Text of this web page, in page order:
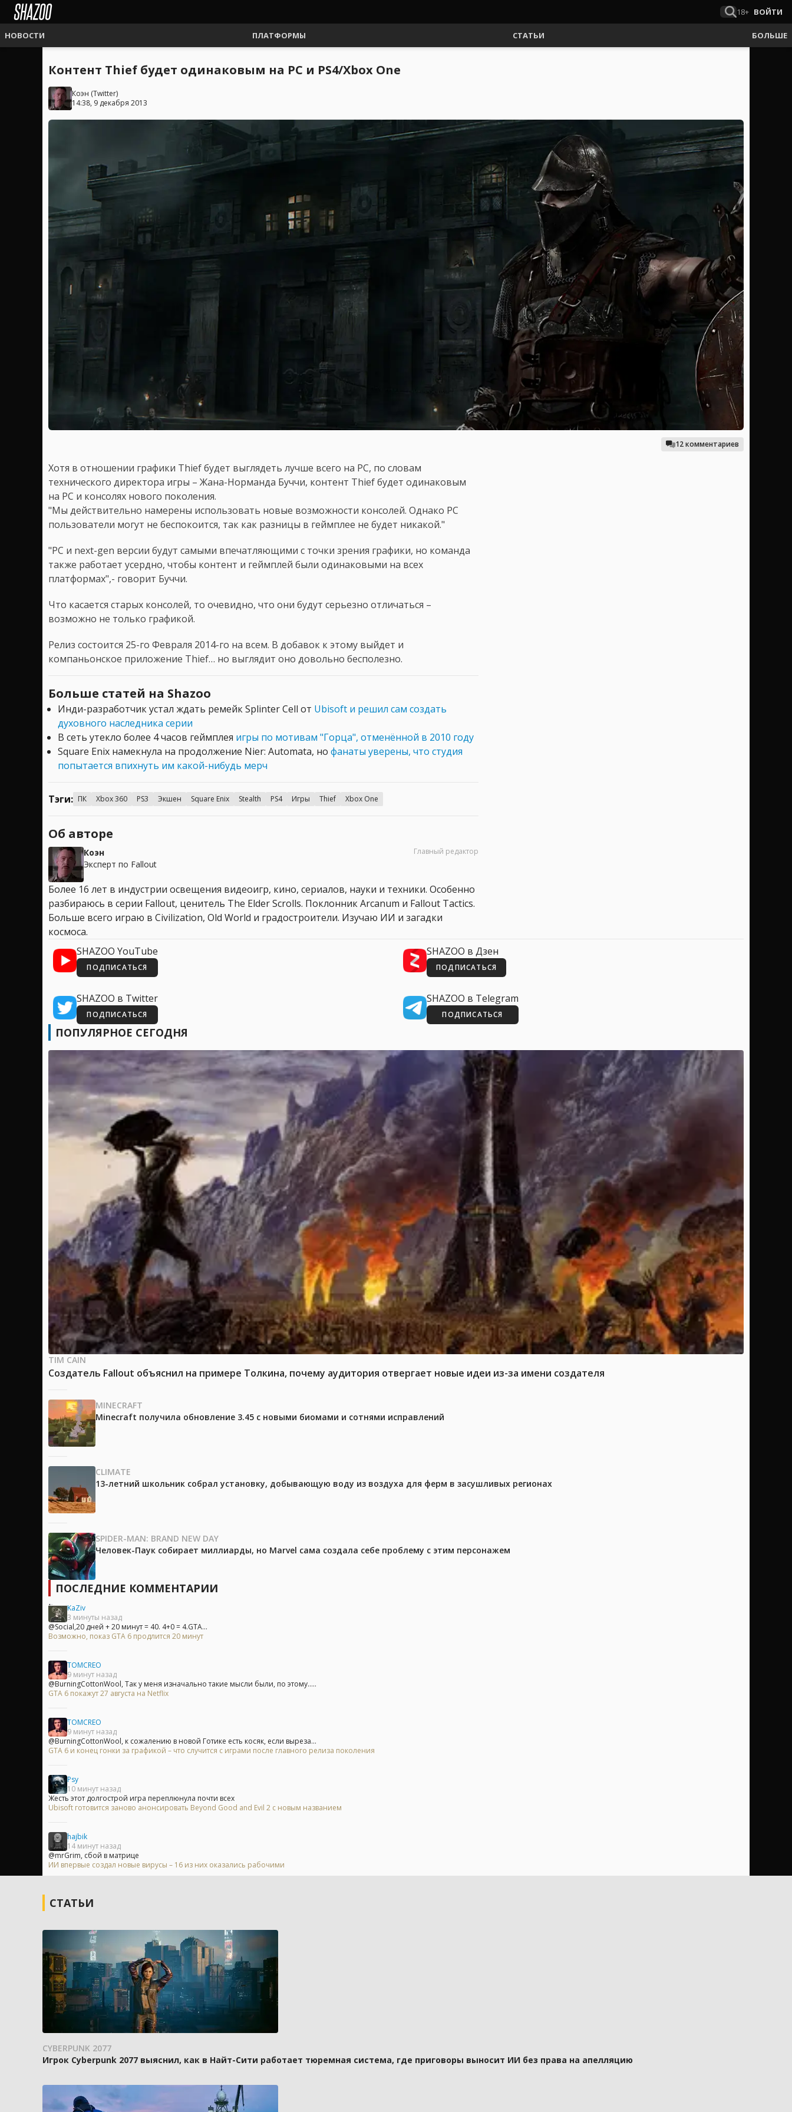
18+ ВОЙТИ
НОВОСТИ ПЛАТФОРМЫ СТАТЬИ БОЛЬШЕ
Контент Thief будет одинаковым на PC и PS4/Xbox One
Коэн (Twitter)
14:38, 9 декабря 2013
12 комментариев
Хотя в отношении графики Thief будет выглядеть лучше всего на PC, по словам
технического директора игры – Жана-Норманда Буччи, контент Thief будет одинаковым
на PC и консолях нового поколения.
"Мы действительно намерены использовать новые возможности консолей. Однако PC
пользователи могут не беспокоится, так как разницы в геймплее не будет никакой."
"PC и next-gen версии будут самыми впечатляющими с точки зрения графики, но команда
также работает усердно, чтобы контент и геймплей были одинаковыми на всех
платформах",- говорит Буччи.
Что касается старых консолей, то очевидно, что они будут серьезно отличаться –
возможно не только графикой.
Релиз состоится 25-го Февраля 2014-го на всем. В добавок к этому выйдет и
компаньонское приложение Thief… но выглядит оно довольно бесполезно.
Больше статей на Shazoo
Инди-разработчик устал ждать ремейк Splinter Cell от Ubisoft и решил сам создать
духовного наследника серии
В сеть утекло более 4 часов геймплея игры по мотивам "Горца", отменённой в 2010 году
Square Enix намекнула на продолжение Nier: Automata, но фанаты уверены, что студия
попытается впихнуть им какой-нибудь мерч
Тэги: ПК Xbox 360 PS3 Экшен Square Enix Stealth PS4 Игры Thief Xbox One
Об авторе
Коэн
Эксперт по Fallout
Главный редактор
Более 16 лет в индустрии освещения видеоигр, кино, сериалов, науки и техники. Особенно
разбираюсь в серии Fallout, ценитель The Elder Scrolls. Поклонник Arcanum и Fallout Tactics.
Больше всего играю в Civilization, Old World и градостроители. Изучаю ИИ и загадки
космоса.
SHAZOO YouTube
ПОДПИСАТЬСЯ
SHAZOO в Дзен
ПОДПИСАТЬСЯ
SHAZOO в Twitter
ПОДПИСАТЬСЯ
SHAZOO в Telegram
ПОДПИСАТЬСЯ
ПОПУЛЯРНОЕ СЕГОДНЯ
TIM CAIN
Создатель Fallout объяснил на примере Толкина, почему аудитория отвергает новые идеи из-за имени создателя
MINECRAFT
Minecraft получила обновление 3.45 с новыми биомами и сотнями исправлений
CLIMATE
13-летний школьник собрал установку, добывающую воду из воздуха для ферм в засушливых регионах
SPIDER-MAN: BRAND NEW DAY
Человек-Паук собирает миллиарды, но Marvel сама создала себе проблему с этим персонажем
ПОСЛЕДНИЕ КОММЕНТАРИИ
KaZiv
3 минуты назад
@Social,20 дней + 20 минут = 40. 4+0 = 4.GTA...
Возможно, показ GTA 6 продлится 20 минут
TOMCREO
9 минут назад
@BurningCottonWool, Так у меня изначально такие мысли были, по этому.....
GTA 6 покажут 27 августа на Netflix
TOMCREO
9 минут назад
@BurningCottonWool, к сожалению в новой Готике есть косяк, если выреза...
GTA 6 и конец гонки за графикой – что случится с играми после главного релиза поколения
Psy
10 минут назад
Жесть этот долгострой игра переплюнула почти всех
Ubisoft готовится заново анонсировать Beyond Good and Evil 2 с новым названием
hajbik
14 минут назад
@mrGrim, сбой в матрице
ИИ впервые создал новые вирусы – 16 из них оказались рабочими
СТАТЬИ
CYBERPUNK 2077
Игрок Cyberpunk 2077 выяснил, как в Найт-Сити работает тюремная система, где приговоры выносит ИИ без права на апелляцию